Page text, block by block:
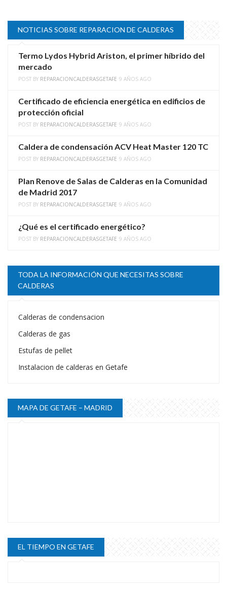
NOTICIAS SOBRE REPARACION DE CALDERAS
Termo Lydos Hybrid Ariston, el primer híbrido del
mercado
POST BY REPARACIONCALDERASGETAFE 9 AÑOS AGO
Certificado de eficiencia energética en edificios de
protección oficial
POST BY REPARACIONCALDERASGETAFE 9 AÑOS AGO
Caldera de condensación ACV Heat Master 120 TC
POST BY REPARACIONCALDERASGETAFE 9 AÑOS AGO
Plan Renove de Salas de Calderas en la Comunidad
de Madrid 2017
POST BY REPARACIONCALDERASGETAFE 9 AÑOS AGO
¿Qué es el certificado energético?
POST BY REPARACIONCALDERASGETAFE 9 AÑOS AGO
TODA LA INFORMACIÓN QUE NECESITAS SOBRE
CALDERAS
Calderas de condensacion
Calderas de gas
Estufas de pellet
Instalacion de calderas en Getafe
MAPA DE GETAFE – MADRID
EL TIEMPO EN GETAFE